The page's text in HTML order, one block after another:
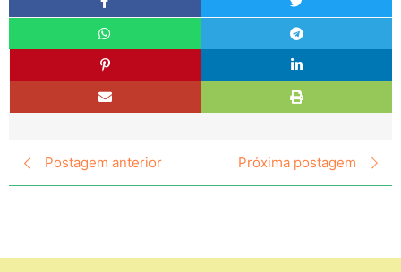
Postagem anterior Próxima postagem